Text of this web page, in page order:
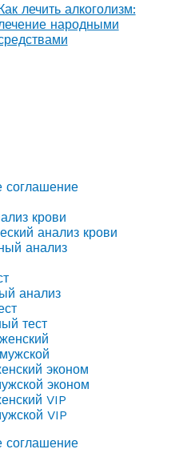
лечить алкоголизм:
народными
соглашение
крови
анализ крови
анализ
анализ
тест
эконом
эконом
VIP
VIP
соглашение